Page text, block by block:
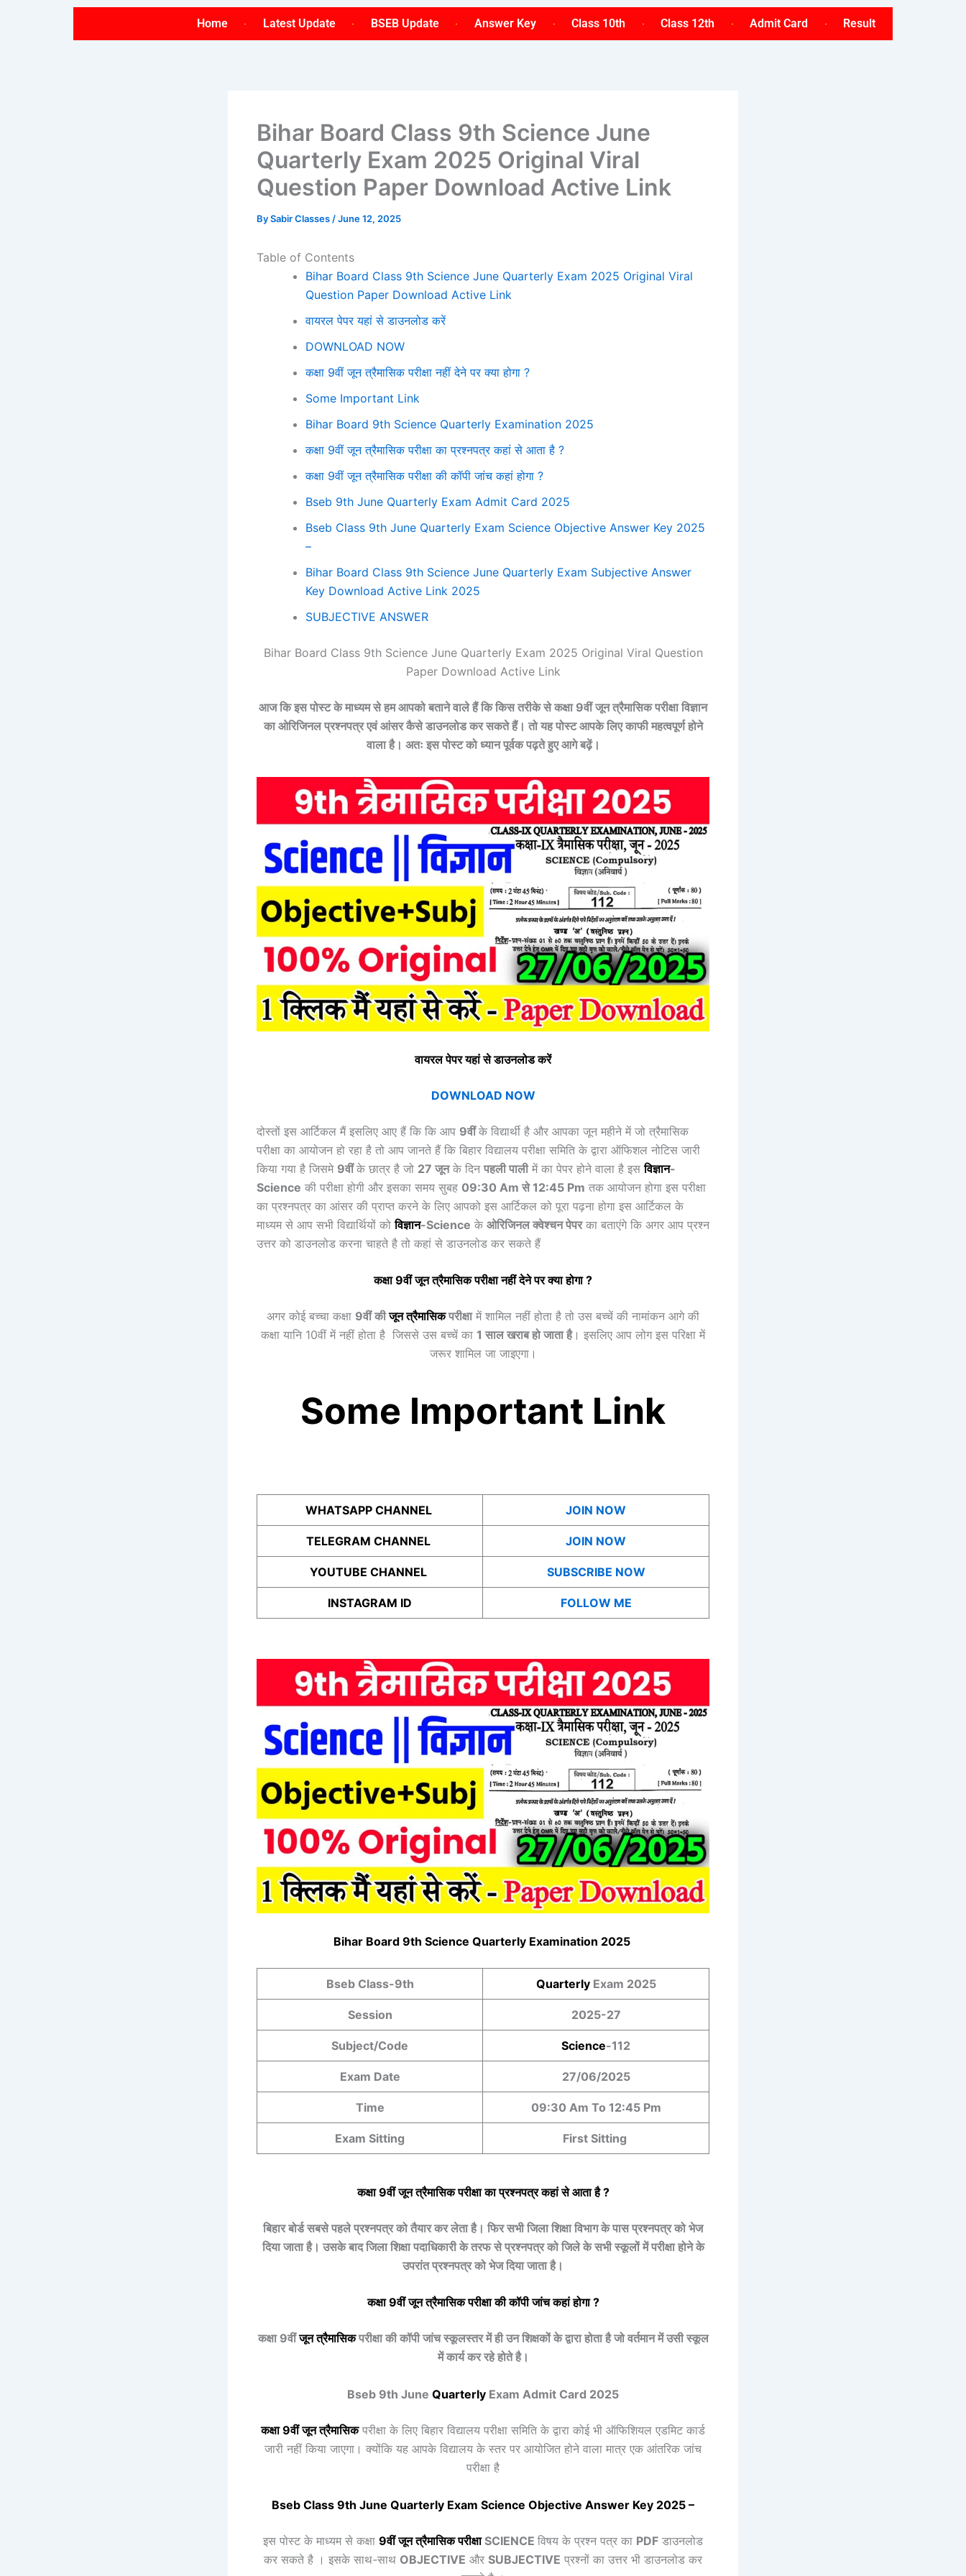
Home Latest Update BSEB Update Answer Key Class 10th Class 12th Admit Card Result
Bihar Board Class 9th Science June
Quarterly Exam 2025 Original Viral
Question Paper Download Active Link
BySabir Classes /June 12, 2025
Table of Contents
Bihar Board Class 9th Science June Quarterly Exam 2025 Original Viral
Question Paper Download Active Link
वायरल पेपर यहां से डाउनलोड करें
DOWNLOAD NOW
कक्षा 9वीं जून त्रैमासिक परीक्षा नहीं देने पर क्या होगा ?
Some Important Link
Bihar Board 9th Science Quarterly Examination 2025
कक्षा 9वीं जून त्रैमासिक परीक्षा का प्रश्नपत्र कहां से आता है ?
कक्षा 9वीं जून त्रैमासिक परीक्षा की कॉपी जांच कहां होगा ?
Bseb 9th June Quarterly Exam Admit Card 2025
Bseb Class 9th June Quarterly Exam Science Objective Answer Key 2025
–
Bihar Board Class 9th Science June Quarterly Exam Subjective Answer
Key Download Active Link 2025
SUBJECTIVE ANSWER
Bihar Board Class 9th Science June Quarterly Exam 2025 Original Viral Question
Paper Download Active Link
आज कि इस पोस्ट के माध्यम से हम आपको बताने वाले हैं कि किस तरीके से कक्षा 9वीं जून त्रैमासिक परीक्षा विज्ञान
का ओरिजिनल प्रश्नपत्र एवं आंसर कैसे डाउनलोड कर सकते हैं। तो यह पोस्ट आपके लिए काफी महत्वपूर्ण होने
वाला है। अतः इस पोस्ट को ध्यान पूर्वक पढ़ते हुए आगे बढ़ें।
वायरल पेपर यहां से डाउनलोड करें
DOWNLOAD NOW
दोस्तों इस आर्टिकल मैं इसलिए आए हैं कि कि आप 9वींके विद्यार्थी है और आपका जून महीने में जो त्रैमासिक
परीक्षा का आयोजन हो रहा है तो आप जानते हैं कि बिहार विद्यालय परीक्षा समिति के द्वारा ऑफिशल नोटिस जारी
किया गया है जिसमे 9वींके छात्र है जो 27 जूनके दिन पहली पालीमें का पेपर होने वाला है इसविज्ञान-
Science की परीक्षा होगी और इसका समय सुबह 09:30 Am से 12:45 Pm तक आयोजन होगा इस परीक्षा
का प्रश्नपत्र का आंसर की प्राप्त करने के लिए आपको इस आर्टिकल को पूरा पढ़ना होगा इस आर्टिकल के
माध्यम से आप सभी विद्यार्थियों कोविज्ञान-Science के ओरिजिनल क्वेश्चन पेपरका बताएंगे कि अगर आप प्रश्न
उत्तर को डाउनलोड करना चाहते है तो कहां से डाउनलोड कर सकते हैं
कक्षा 9वींजून त्रैमासिकपरीक्षा नहीं देने पर क्या होगा ?
अगर कोई बच्चा कक्षा 9वीं कीजून त्रैमासिकपरीक्षामें शामिल नहीं होता है तो उस बच्चें की नामांकन आगे की
कक्षा यानि 10वीं में नहीं होता है जिससे उस बच्चें का 1 साल खराब हो जाता है। इसलिए आप लोग इस परिक्षा में
जरूर शामिल जा जाइएगा।
Some Important Link
WHATSAPP CHANNEL JOIN NOW
TELEGRAM CHANNEL JOIN NOW
YOUTUBE CHANNEL SUBSCRIBE NOW
INSTAGRAM ID FOLLOW ME
Bihar Board 9th Science Quarterly Examination 2025
Bseb Class-9th QuarterlyExam 2025
Session 2025-27
Subject/Code Science-112
Exam Date 27/06/2025
Time 09:30 Am To 12:45 Pm
Exam Sitting First Sitting
कक्षा 9वींजून त्रैमासिकपरीक्षा का प्रश्नपत्र कहां से आता है ?
बिहार बोर्ड सबसे पहले प्रश्नपत्र को तैयार कर लेता है। फिर सभी जिला शिक्षा विभाग के पास प्रश्नपत्र को भेज
दिया जाता है। उसके बाद जिला शिक्षा पदाधिकारी के तरफ से प्रश्नपत्र को जिले के सभी स्कूलों में परीक्षा होने के
उपरांत प्रश्नपत्र को भेज दिया जाता है।
कक्षा 9वींजून त्रैमासिकपरीक्षा की कॉपी जांच कहां होगा ?
कक्षा 9वींजून त्रैमासिकपरीक्षा की कॉपी जांच स्कूलस्तर में ही उन शिक्षकों के द्वारा होता है जो वर्तमान में उसी स्कूल
में कार्य कर रहे होते है।
Bseb 9th June Quarterly Exam Admit Card 2025
कक्षा 9वींजून त्रैमासिकपरीक्षा के लिए बिहार विद्यालय परीक्षा समिति के द्वारा कोई भी ऑफिशियल एडमिट कार्ड
जारी नहीं किया जाएगा। क्योंकि यह आपके विद्यालय के स्तर पर आयोजित होने वाला मात्र एक आंतरिक जांच
परीक्षा है
Bseb Class 9th June Quarterly Exam Science Objective Answer Key 2025 –
इस पोस्ट के माध्यम से कक्षा 9वींजून त्रैमासिकपरीक्षाSCIENCE विषय के प्रश्न पत्र का PDF डाउनलोड
कर सकते है । इसके साथ-साथ OBJECTIVE और SUBJECTIVE प्रश्नों का उत्तर भी डाउनलोड कर